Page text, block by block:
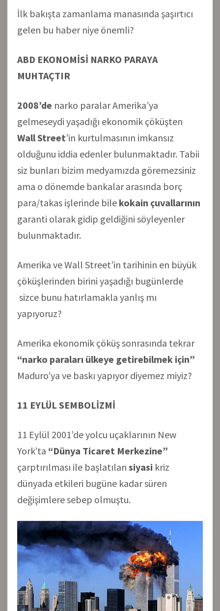
İlk bakışta zamanlama manasında şaşırtıcı
gelen bu haber niye önemli?
ABD EKONOMİSİ NARKO PARAYA
MUHTAÇTIR
2008’de narko paralar Amerika’ya
gelmeseydi yaşadığı ekonomik çöküşten
Wall Street’in kurtulmasının imkansız
olduğunu iddia edenler bulunmaktadır. Tabii
siz bunları bizim medyamızda göremezsiniz
ama o dönemde bankalar arasında borç
para/takas işlerinde bile kokain çuvallarının
garanti olarak gidip geldiğini söyleyenler
bulunmaktadır.
Amerika ve Wall Street’in tarihinin en büyük
çöküşlerinden birini yaşadığı bugünlerde
sizce bunu hatırlamakla yanlış mı
yapıyoruz?
Amerika ekonomik çöküş sonrasında tekrar
“narko paraları ülkeye getirebilmek için”
Maduro’ya ve baskı yapıyor diyemez miyiz?
11 EYLÜL SEMBOLİZMİ
11 Eylül 2001’de yolcu uçaklarının New
York’ta “Dünya Ticaret Merkezine”
çarptırılması ile başlatılan siyasi kriz
dünyada etkileri bugüne kadar süren
değişimlere sebep olmuştu.